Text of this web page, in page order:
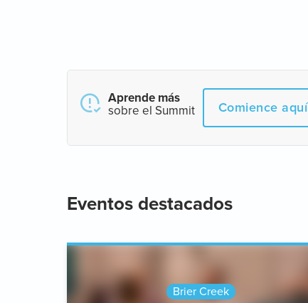
Aprende más
sobre el Summit Comience aquí
Eventos destacados
Brier Creek